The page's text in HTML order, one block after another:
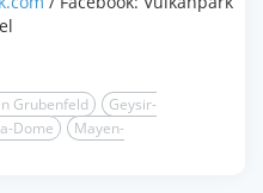
Grubenfeld
Geysir-
Dome
Mayen-